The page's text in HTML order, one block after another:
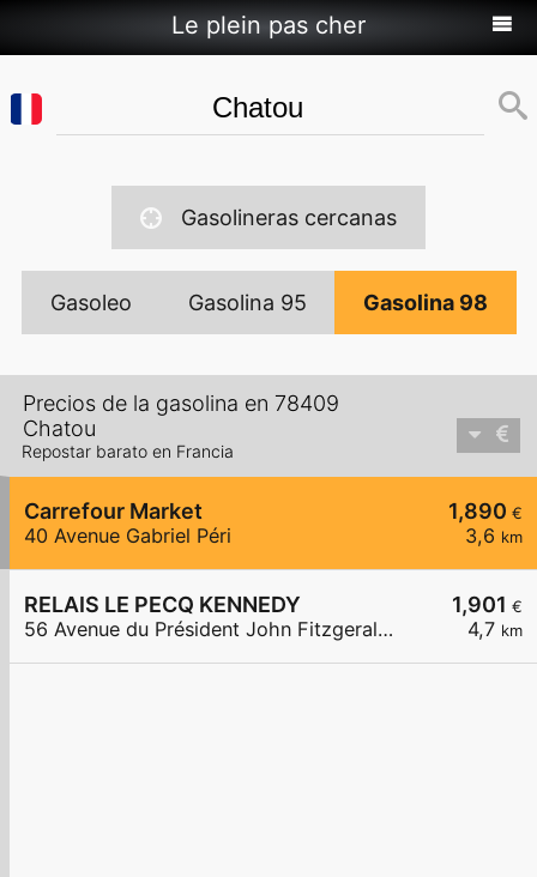
Le plein pas cher
Gasolineras cercanas
Gasoleo Gasolina 95 Gasolina 98
Precios de la gasolina en 78409
Chatou
Repostar barato en Francia
1,890 €
3,6 km
Carrefour Market
40 Avenue Gabriel Péri
1,901 €
4,7 km
RELAIS LE PECQ KENNEDY
56 Avenue du Président John Fitzgerald Kennedy